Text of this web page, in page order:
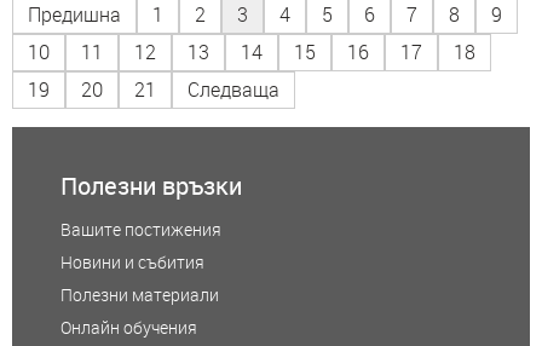
Предишна 1 2 3 4 5 6 7 8
9
10
11 12 13 14 15 16 17
18
19
20 21 Следваща
Полезни връзки
Вашите постижения
Новини и събития
Полезни материали
Онлайн обучения